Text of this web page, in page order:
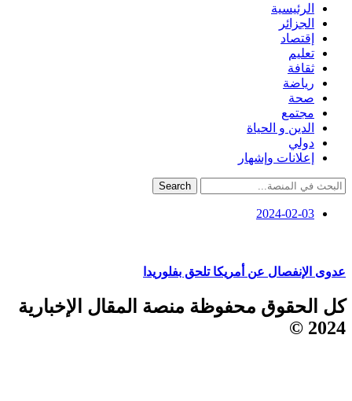
الرئيسية
الجزائر
إقتصاد
تعليم
ثقافة
رياضة
صحة
مجتمع
الدين و الحياة
دولي
إعلانات وإشهار
Search
2024-02-03
عدوى الإنفصال عن أمريكا تلحق بفلوريدا
كل الحقوق محفوظة منصة المقال الإخبارية
2024 ©